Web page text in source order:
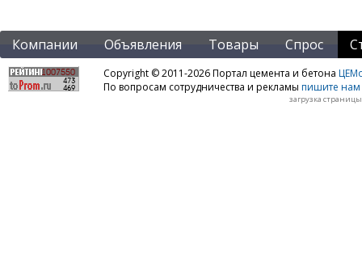
Компании Объявления Товары Спрос
Copyright © 2011-2026 Портал цемента и бетона
По вопросам сотрудничества и рекламы пишите нам
загрузка